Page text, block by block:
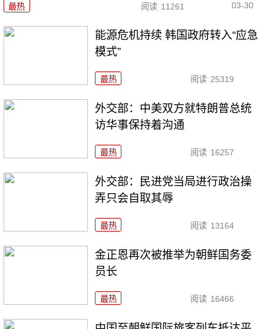
最热 阅读 11261 03-30
能源危机持续 韩国政府转入“应急
模式”
最热 阅读 25319
外交部：中美双方就特朗普总统
访华事保持着沟通
最热 阅读 16257
外交部：民进党当局进行政治操
弄只会自取其辱
最热 阅读 13164
金正恩再次被推举为朝鲜国务委
员长
最热 阅读 16466